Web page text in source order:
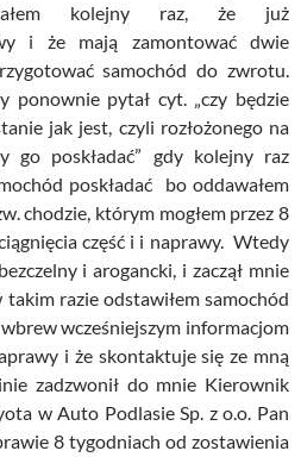
kolejny raz, że już
i że mają zamontować dwie
samochód do zwrotu.
ponownie pytał cyt. „czy będzie
jak jest, czyli rozłożonego na
go poskładać” gdy kolejny raz
poskładać bo oddawałem
chodzie, którym mogłem przez 8
część i i naprawy. Wtedy
i arogancki, i zaczął mnie
takim razie odstawiłem samochód
wbrew wcześniejszym informacjom
i że skontaktuje się ze mną
zadzwonił do mnie Kierownik
w Auto Podlasie Sp. z o.o. Pan
8 tygodniach od zostawienia